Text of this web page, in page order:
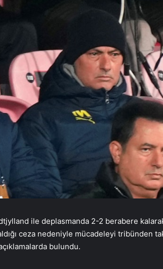
ile deplasmanda 2-2 berabere
aldığı ceza nedeniyle mücadeleyi tribünden
bulundu.